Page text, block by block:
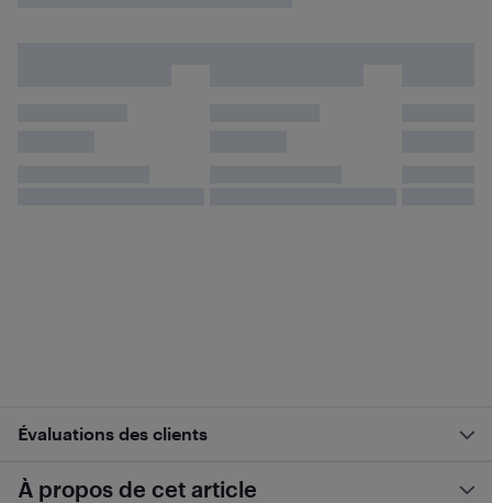
Évaluations des clients
À propos de cet article